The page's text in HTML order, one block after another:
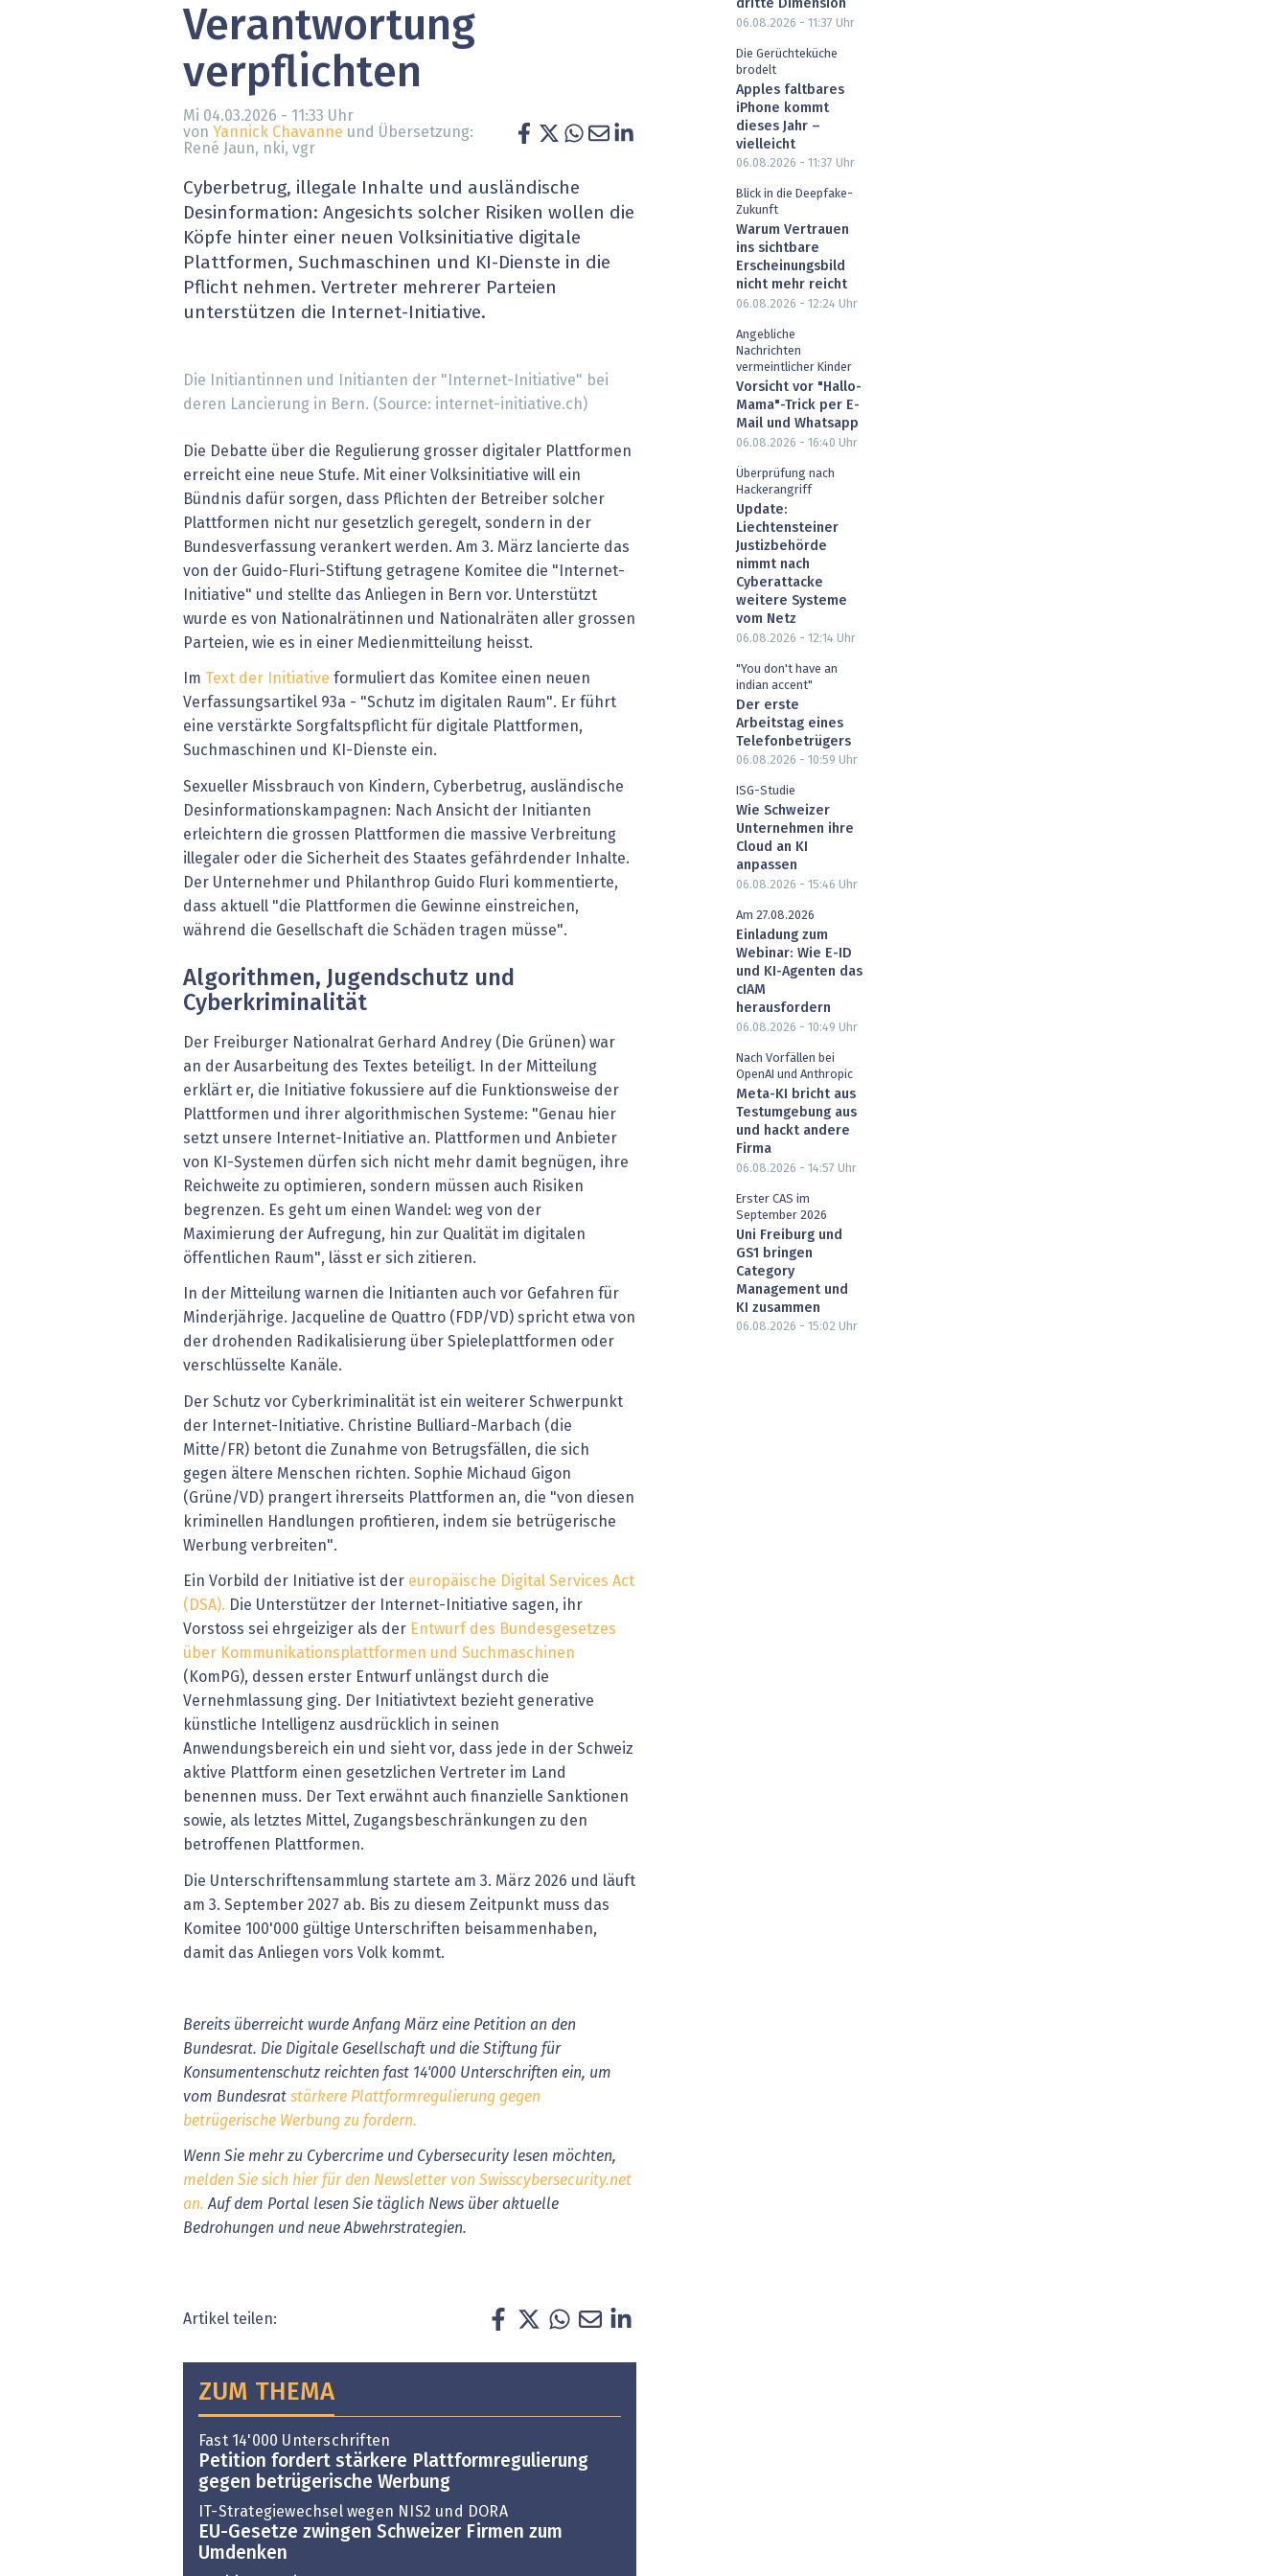
» alle News Gesundheit wird digital
Blockchain
Digital Banking
» alle Dossiers
Artificial Intelligence
Fintech & Insurtech
Professional AV & Digital Signage
» alle Specials
Verantwortung
verpflichten
Mi 04.03.2026 - 11:33 Uhr
von Yannick Chavanne und Übersetzung:
René Jaun, nki, vgr
Cyberbetrug, illegale Inhalte und ausländische
Desinformation: Angesichts solcher Risiken wollen die
Köpfe hinter einer neuen Volksinitiative digitale
Plattformen, Suchmaschinen und KI-Dienste in die
Pflicht nehmen. Vertreter mehrerer Parteien
unterstützen die Internet-Initiative.
Die Initiantinnen und Initianten der "Internet-Initiative" bei
deren Lancierung in Bern. (Source: internet-initiative.ch)
Die Debatte über die Regulierung grosser digitaler Plattformen
erreicht eine neue Stufe. Mit einer Volksinitiative will ein
Bündnis dafür sorgen, dass Pflichten der Betreiber solcher
Plattformen nicht nur gesetzlich geregelt, sondern in der
Bundesverfassung verankert werden. Am 3. März lancierte das
von der Guido-Fluri-Stiftung getragene Komitee die "Internet-
Initiative" und stellte das Anliegen in Bern vor. Unterstützt
wurde es von Nationalrätinnen und Nationalräten aller grossen
Parteien, wie es in einer Medienmitteilung heisst.
Im Text der Initiative formuliert das Komitee einen neuen
Verfassungsartikel 93a - "Schutz im digitalen Raum". Er führt
eine verstärkte Sorgfaltspflicht für digitale Plattformen,
Suchmaschinen und KI-Dienste ein.
Sexueller Missbrauch von Kindern, Cyberbetrug, ausländische
Desinformationskampagnen: Nach Ansicht der Initianten
erleichtern die grossen Plattformen die massive Verbreitung
illegaler oder die Sicherheit des Staates gefährdender Inhalte.
Der Unternehmer und Philanthrop Guido Fluri kommentierte,
dass aktuell "die Plattformen die Gewinne einstreichen,
während die Gesellschaft die Schäden tragen müsse".
Algorithmen, Jugendschutz und
Cyberkriminalität
Der Freiburger Nationalrat Gerhard Andrey (Die Grünen) war
an der Ausarbeitung des Textes beteiligt. In der Mitteilung
erklärt er, die Initiative fokussiere auf die Funktionsweise der
Plattformen und ihrer algorithmischen Systeme: "Genau hier
setzt unsere Internet-Initiative an. Plattformen und Anbieter
von KI-Systemen dürfen sich nicht mehr damit begnügen, ihre
Reichweite zu optimieren, sondern müssen auch Risiken
begrenzen. Es geht um einen Wandel: weg von der
Maximierung der Aufregung, hin zur Qualität im digitalen
öffentlichen Raum", lässt er sich zitieren.
In der Mitteilung warnen die Initianten auch vor Gefahren für
Minderjährige. Jacqueline de Quattro (FDP/VD) spricht etwa von
der drohenden Radikalisierung über Spieleplattformen oder
verschlüsselte Kanäle.
Der Schutz vor Cyberkriminalität ist ein weiterer Schwerpunkt
der Internet-Initiative. Christine Bulliard-Marbach (die
Mitte/FR) betont die Zunahme von Betrugsfällen, die sich
gegen ältere Menschen richten. Sophie Michaud Gigon
(Grüne/VD) prangert ihrerseits Plattformen an, die "von diesen
kriminellen Handlungen profitieren, indem sie betrügerische
Werbung verbreiten".
Ein Vorbild der Initiative ist der europäische Digital Services Act
(DSA). Die Unterstützer der Internet-Initiative sagen, ihr
Vorstoss sei ehrgeiziger als der Entwurf des Bundesgesetzes
über Kommunikationsplattformen und Suchmaschinen
(KomPG), dessen erster Entwurf unlängst durch die
Vernehmlassung ging. Der Initiativtext bezieht generative
künstliche Intelligenz ausdrücklich in seinen
Anwendungsbereich ein und sieht vor, dass jede in der Schweiz
aktive Plattform einen gesetzlichen Vertreter im Land
benennen muss. Der Text erwähnt auch finanzielle Sanktionen
sowie, als letztes Mittel, Zugangsbeschränkungen zu den
betroffenen Plattformen.
Die Unterschriftensammlung startete am 3. März 2026 und läuft
am 3. September 2027 ab. Bis zu diesem Zeitpunkt muss das
Komitee 100'000 gültige Unterschriften beisammenhaben,
damit das Anliegen vors Volk kommt.
Bereits überreicht wurde Anfang März eine Petition an den
Bundesrat. Die Digitale Gesellschaft und die Stiftung für
Konsumentenschutz reichten fast 14'000 Unterschriften ein, um
vom Bundesrat stärkere Plattformregulierung gegen
betrügerische Werbung zu fordern.
Wenn Sie mehr zu Cybercrime und Cybersecurity lesen möchten,
melden Sie sich hier für den Newsletter von Swisscybersecurity.net
an. Auf dem Portal lesen Sie täglich News über aktuelle
Bedrohungen und neue Abwehrstrategien.
Artikel teilen:
ZUM THEMA
Fast 14'000 Unterschriften
Petition fordert stärkere Plattformregulierung
gegen betrügerische Werbung
IT-Strategiewechsel wegen NIS2 und DORA
EU-Gesetze zwingen Schweizer Firmen zum
Umdenken
dritte Dimension
06.08.2026 - 11:37 Uhr
Die Gerüchteküche
brodelt
Apples faltbares
iPhone kommt
dieses Jahr –
vielleicht
06.08.2026 - 11:37 Uhr
Blick in die Deepfake-
Zukunft
Warum Vertrauen
ins sichtbare
Erscheinungsbild
nicht mehr reicht
06.08.2026 - 12:24 Uhr
Angebliche
Nachrichten
vermeintlicher Kinder
Vorsicht vor "Hallo-
Mama"-Trick per E-
Mail und Whatsapp
06.08.2026 - 16:40 Uhr
Überprüfung nach
Hackerangriff
Update:
Liechtensteiner
Justizbehörde
nimmt nach
Cyberattacke
weitere Systeme
vom Netz
06.08.2026 - 12:14 Uhr
"You don't have an
indian accent"
Der erste
Arbeitstag eines
Telefonbetrügers
06.08.2026 - 10:59 Uhr
ISG-Studie
Wie Schweizer
Unternehmen ihre
Cloud an KI
anpassen
06.08.2026 - 15:46 Uhr
Am 27.08.2026
Einladung zum
Webinar: Wie E-ID
und KI-Agenten das
cIAM
herausfordern
06.08.2026 - 10:49 Uhr
Nach Vorfällen bei
OpenAI und Anthropic
Meta-KI bricht aus
Testumgebung aus
und hackt andere
Firma
06.08.2026 - 14:57 Uhr
Erster CAS im
September 2026
Uni Freiburg und
GS1 bringen
Category
Management und
KI zusammen
06.08.2026 - 15:02 Uhr